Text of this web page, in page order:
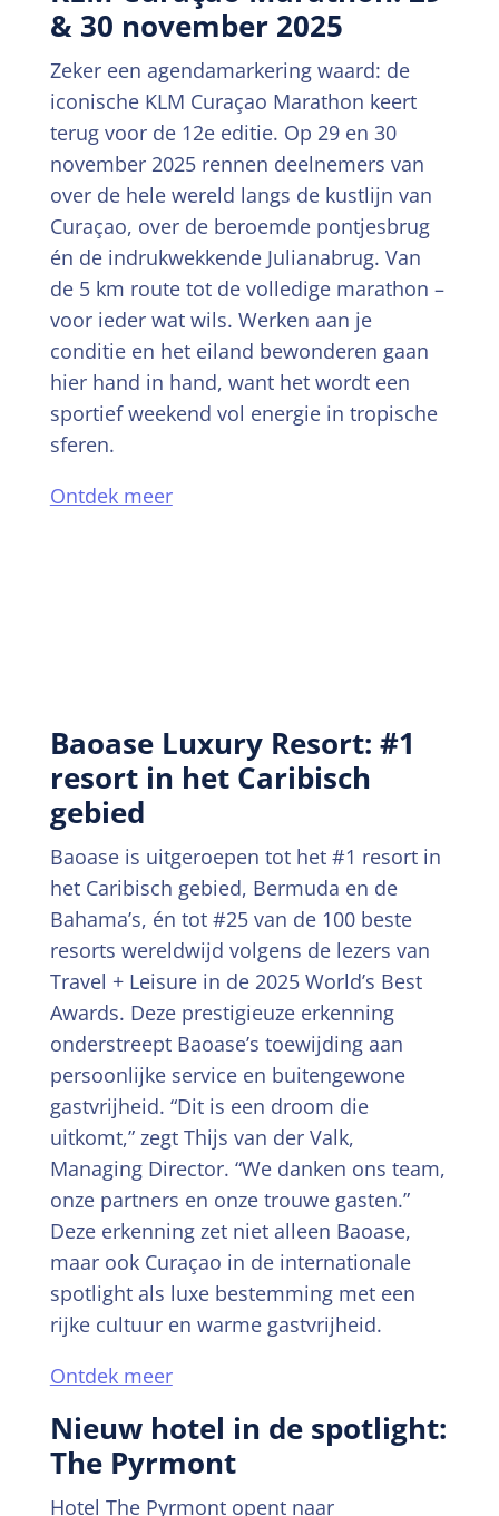
& 30 november 2025
Zeker een agendamarkering waard: de
iconische KLM Curaçao Marathon keert
terug voor de 12e editie. Op 29 en 30
november 2025 rennen deelnemers van
over de hele wereld langs de kustlijn van
Curaçao, over de beroemde pontjesbrug
én de indrukwekkende Julianabrug. Van
de 5 km route tot de volledige marathon –
voor ieder wat wils. Werken aan je
conditie en het eiland bewonderen gaan
hier hand in hand, want het wordt een
sportief weekend vol energie in tropische
sferen.
Ontdek meer
Baoase Luxury Resort: #1
resort in het Caribisch
gebied
Baoase is uitgeroepen tot het #1 resort in
het Caribisch gebied, Bermuda en de
Bahama’s, én tot #25 van de 100 beste
resorts wereldwijd volgens de lezers van
Travel + Leisure in de 2025 World’s Best
Awards. Deze prestigieuze erkenning
onderstreept Baoase’s toewijding aan
persoonlijke service en buitengewone
gastvrijheid. “Dit is een droom die
uitkomt,” zegt Thijs van der Valk,
Managing Director. “We danken ons team,
onze partners en onze trouwe gasten.”
Deze erkenning zet niet alleen Baoase,
maar ook Curaçao in de internationale
spotlight als luxe bestemming met een
rijke cultuur en warme gastvrijheid.
Ontdek meer
Nieuw hotel in de spotlight:
The Pyrmont
Hotel The Pyrmont opent naar